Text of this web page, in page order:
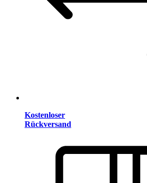
Kostenloser
Rückversand